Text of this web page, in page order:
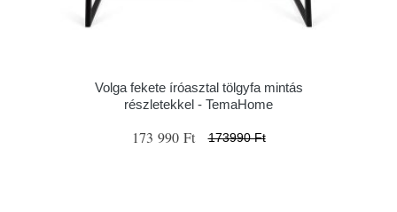
Volga fekete íróasztal tölgyfa mintás
részletekkel - TemaHome
173 990 Ft 173990 Ft